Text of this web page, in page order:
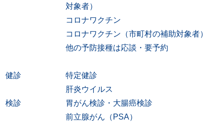
対象者）
コロナワクチン
コロナワクチン（市町村の補助対象者）
他の予防接種は応談・要予約
健診
特定健診
肝炎ウイルス
検診
胃がん検診・大腸癌検診
前立腺がん（PSA）